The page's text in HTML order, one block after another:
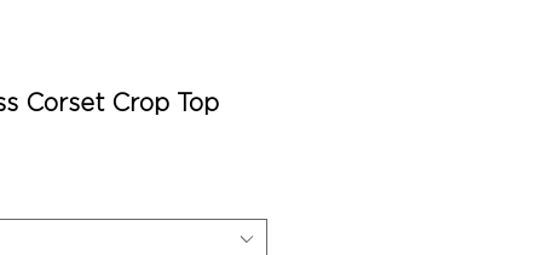
Corset Crop Top